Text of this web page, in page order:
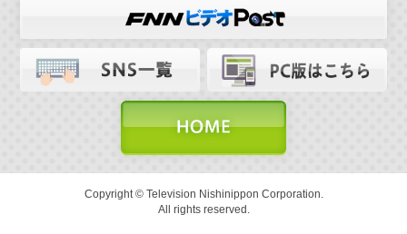
Copyright © Television Nishinippon Corporation.
All rights reserved.